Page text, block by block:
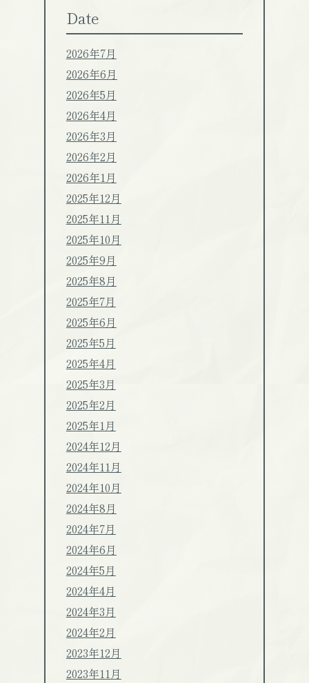
Date
2026年7月
2026年6月
2026年5月
2026年4月
2026年3月
2026年2月
2026年1月
2025年12月
2025年11月
2025年10月
2025年9月
2025年8月
2025年7月
2025年6月
2025年5月
2025年4月
2025年3月
2025年2月
2025年1月
2024年12月
2024年11月
2024年10月
2024年8月
2024年7月
2024年6月
2024年5月
2024年4月
2024年3月
2024年2月
2023年12月
2023年11月